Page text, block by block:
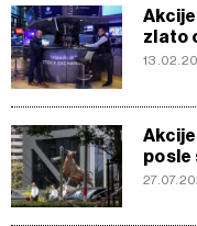
zlato
posle